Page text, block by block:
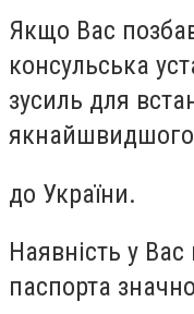
Якщо Вас
консульська
зусиль для
до України.
Наявність у Вас
паспорта